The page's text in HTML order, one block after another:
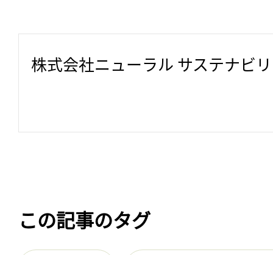
株式会社ニューラル サステナビ
この記事のタグ